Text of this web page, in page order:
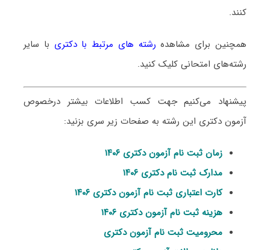
کنند.
همچنین برای مشاهده رشته های مرتبط با دکتری با سایر
رشته‌های امتحانی کلیک کنید.
پیشنهاد می‌کنیم جهت کسب اطلاعات بیشتر درخصوص
آزمون دکتری این رشته به صفحات زیر سری بزنید:
زمان ثبت نام آزمون دکتری ۱۴۰۶
مدارک ثبت نام دکتری ۱۴۰۶
کارت اعتباری ثبت نام آزمون دکتری ۱۴۰۶
هزینه ثبت نام آزمون دکتری ۱۴۰۶
محرومیت ثبت نام آزمون دکتری